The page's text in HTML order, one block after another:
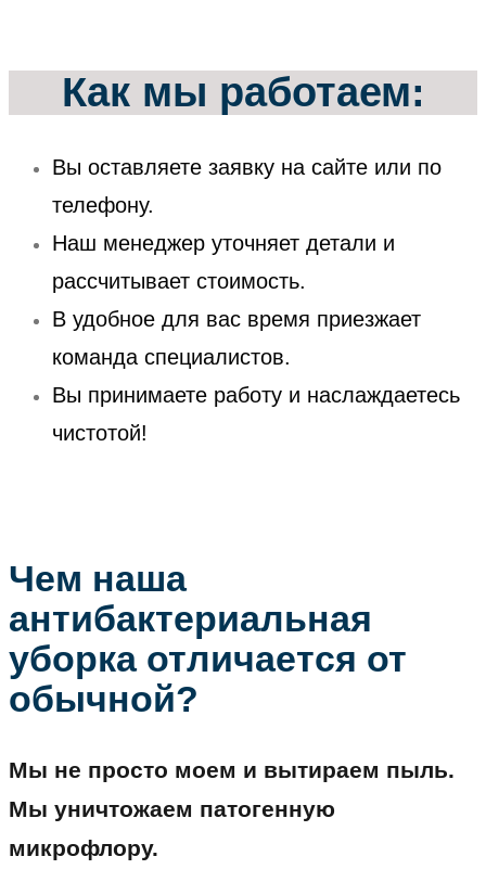
Как мы работаем:
Вы оставляете заявку на сайте или по
телефону.
Наш менеджер уточняет детали и
рассчитывает стоимость.
В удобное для вас время приезжает
команда специалистов.
Вы принимаете работу и наслаждаетесь
чистотой!
Чем наша
антибактериальная
уборка отличается от
обычной?
Мы не просто моем и вытираем пыль.
Мы уничтожаем патогенную
микрофлору.